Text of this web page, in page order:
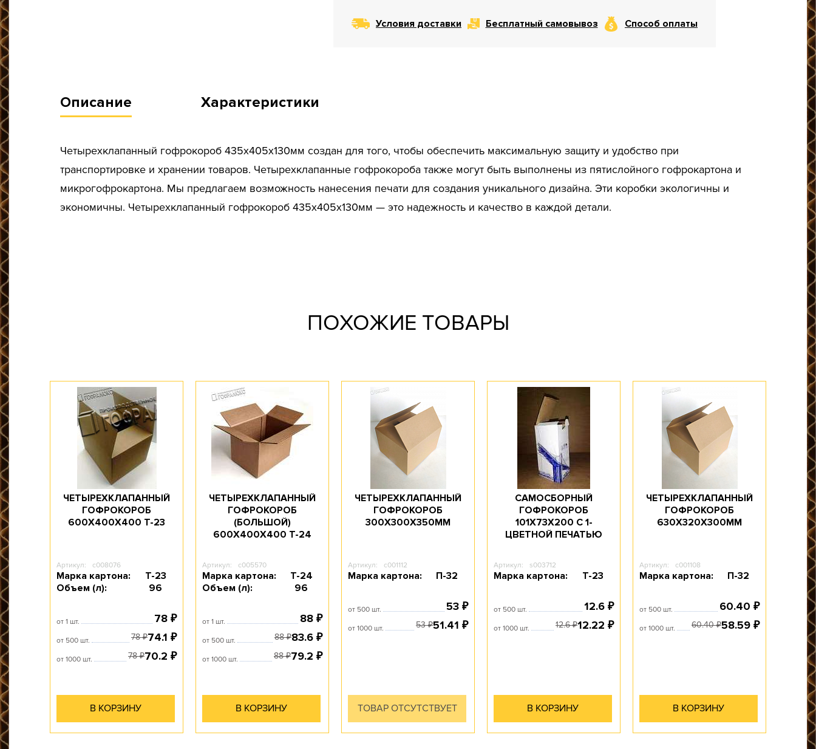
Условия доставки Бесплатный самовывоз Способ оплаты
Описание Характеристики
Четырехклапанный гофрокороб 435х405х130мм создан для того, чтобы обеспечить максимальную защиту и удобство при
транспортировке и хранении товаров. Четырехклапанные гофрокороба также могут быть выполнены из пятислойного гофрокартона и
микрогофрокартона. Мы предлагаем возможность нанесения печати для создания уникального дизайна. Эти коробки экологичны и
экономичны. Четырехклапанный гофрокороб 435х405х130мм — это надежность и качество в каждой детали.
Ширина, мм: 405
Высота, мм: 130
Объем, л: 22,9
ПОХОЖИЕ ТОВАРЫ
ЧЕТЫРЕХКЛАПАННЫЙ
ГОФРОКОРОБ
600Х400Х400 T-23
Артикул: c008076
Марка картона:
Т-23
Объем (л):
96
от 1 шт. 78 ₽
от 500 шт. 78₽74.1 ₽
от 1000 шт. 78₽70.2 ₽
В КОРЗИНУ
ЧЕТЫРЕХКЛАПАННЫЙ
ГОФРОКОРОБ
(БОЛЬШОЙ)
600Х400Х400 T-24
Артикул: c005570
Марка картона:
Т-24
Объем (л):
96
от 1 шт. 88 ₽
от 500 шт. 88₽83.6 ₽
от 1000 шт. 88₽79.2 ₽
В КОРЗИНУ
ЧЕТЫРЕХКЛАПАННЫЙ
ГОФРОКОРОБ
300Х300Х350ММ
Артикул: c001112
Марка картона: П-32
от 500 шт. 53 ₽
от 1000 шт. 53₽51.41 ₽
ТОВАР ОТСУТСТВУЕТ
САМОСБОРНЫЙ
ГОФРОКОРОБ
101Х73Х200 С 1-
ЦВЕТНОЙ ПЕЧАТЬЮ
Артикул: s003712
Марка картона: Т-23
от 500 шт. 12.6 ₽
от 1000 шт. 12.6₽12.22 ₽
В КОРЗИНУ
ЧЕТЫРЕХКЛАПАННЫЙ
ГОФРОКОРОБ
630Х320Х300ММ
Артикул: c001108
Марка картона: П-32
от 500 шт. 60.40 ₽
от 1000 шт. 60.40₽58.59 ₽
В КОРЗИНУ